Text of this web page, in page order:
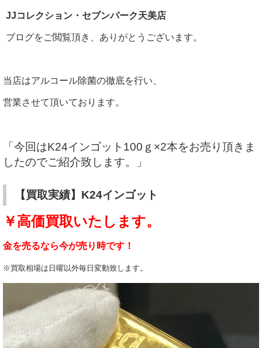
JJコレクション・ セブンパーク天美店
ブログをご閲覧頂き、ありがとうございます。
当店はアルコール除菌の徹底を行い、
営業させて頂いております。
「今回はK24インゴット100ｇ×2本をお売り頂きま
したのでご紹介致します。」
【買取実績】K24インゴット
￥高価買取いたします。
金を売るなら今が売り時です！
※買取相場は日曜以外毎日変動致します。